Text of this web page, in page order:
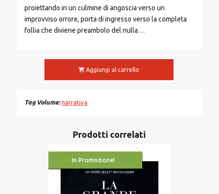
proiettando in un culmine di angoscia verso un
improvviso orrore, porta di ingresso verso la completa
follia che diviene preambolo del nulla…
Aggiungi al carrello
Tag Volume narrativa
Prodotti correlati
In Promozione!